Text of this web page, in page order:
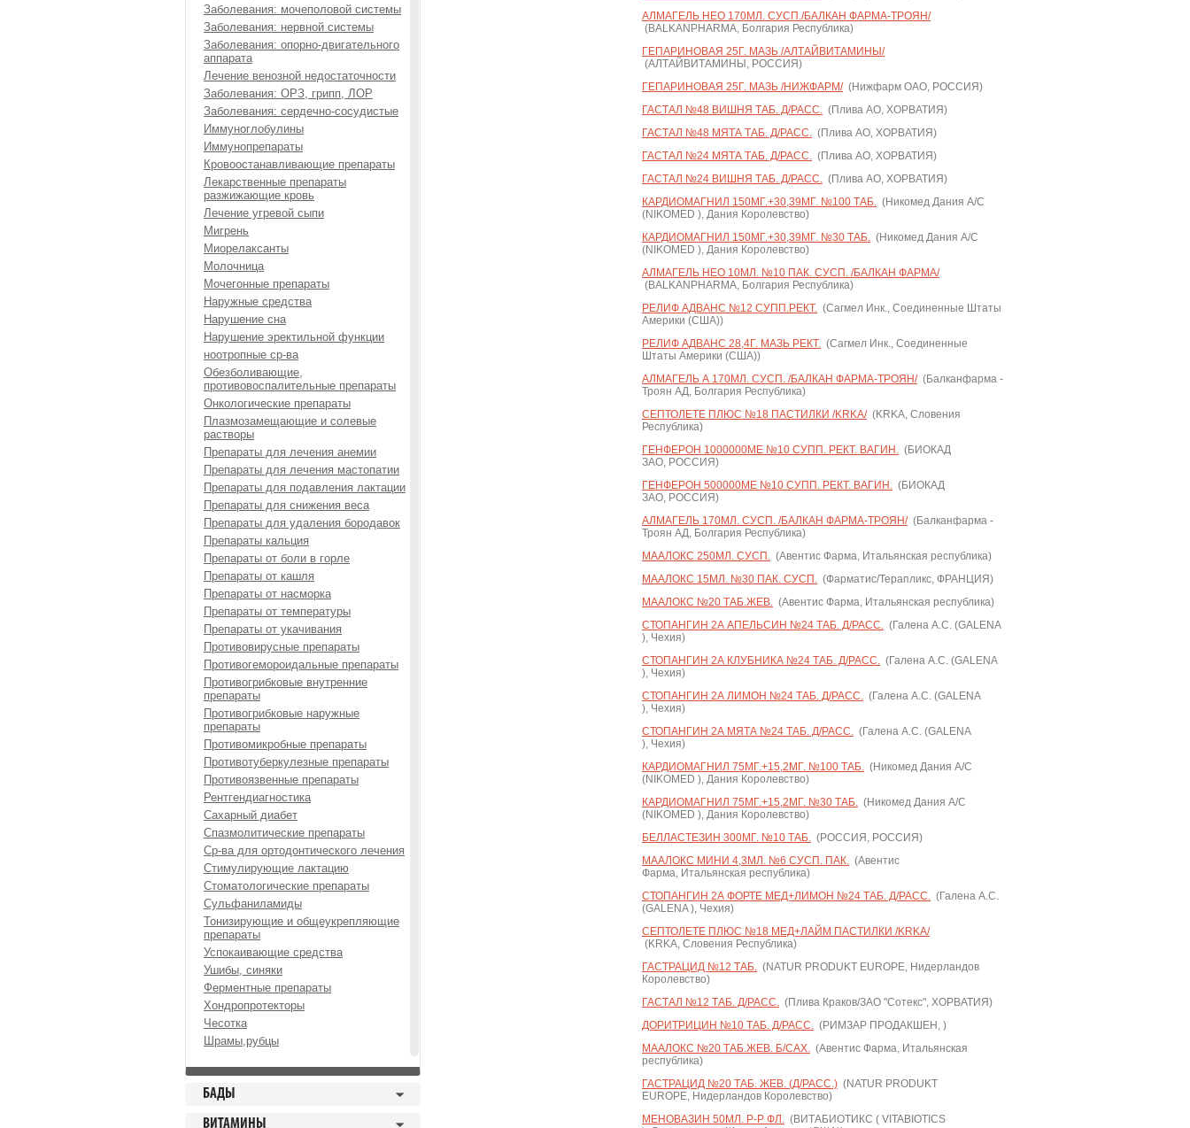
Заболевания: мочеполовой системы
Заболевания: нервной системы
Заболевания: опорно-двигательного
аппарата
Лечение венозной недостаточности
Заболевания: ОРЗ, грипп, ЛОР
Заболевания: сердечно-сосудистые
Иммуноглобулины
Иммунопрепараты
Кровоостанавливающие препараты
Лекарственные препараты
разжижающие кровь
Лечение угревой сыпи
Мигрень
Миорелаксанты
Молочница
Мочегонные препараты
Наружные средства
Нарушение сна
Нарушение эректильной функции
ноотропные ср-ва
Обезболивающие,
противовоспалительные препараты
Онкологические препараты
Плазмозамещающие и солевые
растворы
Препараты для лечения анемии
Препараты для лечения мастопатии
Препараты для подавления лактации
Препараты для снижения веса
Препараты для удаления бородавок
Препараты кальция
Препараты от боли в горле
Препараты от кашля
Препараты от насморка
Препараты от температуры
Препараты от укачивания
Противовирусные препараты
Противогемороидальные препараты
Противогрибковые внутренние
препараты
Противогрибковые наружные
препараты
Противомикробные препараты
Противотуберкулезные препараты
Противоязвенные препараты
Рентгендиагностика
Сахарный диабет
Спазмолитические препараты
Ср-ва для ортодонтического лечения
Стимулирующие лактацию
Стоматологические препараты
Сульфаниламиды
Тонизирующие и общеукрепляющие
препараты
Успокаивающие средства
Ушибы, синяки
Ферментные препараты
Хондропротекторы
Чесотка
Шрамы,рубцы
БАДЫ
ВИТАМИНЫ
АЛМАГЕЛЬ НЕО 170МЛ. СУСП./БАЛКАН ФАРМА-ТРОЯН/
(BALKANPHARMA, Болгария Республика)
ГЕПАРИНОВАЯ 25Г. МАЗЬ /АЛТАЙВИТАМИНЫ/
(АЛТАЙВИТАМИНЫ, РОССИЯ)
ГЕПАРИНОВАЯ 25Г. МАЗЬ /НИЖФАРМ/(Нижфарм ОАО, РОССИЯ)
ГАСТАЛ №48 ВИШНЯ ТАБ. Д/РАСС. (Плива АО, ХОРВАТИЯ)
ГАСТАЛ №48 МЯТА ТАБ. Д/РАСС. (Плива АО, ХОРВАТИЯ)
ГАСТАЛ №24 МЯТА ТАБ. Д/РАСС. (Плива АО, ХОРВАТИЯ)
ГАСТАЛ №24 ВИШНЯ ТАБ. Д/РАСС. (Плива АО, ХОРВАТИЯ)
КАРДИОМАГНИЛ 150МГ.+30,39МГ. №100 ТАБ. (Никомед Дания А/С
(NIKOMED ), Дания Королевство)
КАРДИОМАГНИЛ 150МГ.+30,39МГ. №30 ТАБ. (Никомед Дания А/С
(NIKOMED ), Дания Королевство)
АЛМАГЕЛЬ НЕО 10МЛ. №10 ПАК. СУСП. /БАЛКАН ФАРМА/
(BALKANPHARMA, Болгария Республика)
РЕЛИФ АДВАНС №12 СУПП.РЕКТ. (Сагмел Инк., Соединенные Штаты
Америки (США))
РЕЛИФ АДВАНС 28,4Г. МАЗЬ РЕКТ. (Сагмел Инк., Соединенные
Штаты Америки (США))
АЛМАГЕЛЬ А 170МЛ. СУСП. /БАЛКАН ФАРМА-ТРОЯН/(Балканфарма -
Троян АД, Болгария Республика)
СЕПТОЛЕТЕ ПЛЮС №18 ПАСТИЛКИ /KRKA/(KRKA, Словения
Республика)
ГЕНФЕРОН 1000000МЕ №10 СУПП. РЕКТ. ВАГИН. (БИОКАД
ЗАО, РОССИЯ)
ГЕНФЕРОН 500000МЕ №10 СУПП. РЕКТ. ВАГИН. (БИОКАД
ЗАО, РОССИЯ)
АЛМАГЕЛЬ 170МЛ. СУСП. /БАЛКАН ФАРМА-ТРОЯН/(Балканфарма -
Троян АД, Болгария Республика)
МААЛОКС 250МЛ. СУСП. (Авентис Фарма, Итальянская республика)
МААЛОКС 15МЛ. №30 ПАК. СУСП. (Фарматис/Терапликс, ФРАНЦИЯ)
МААЛОКС №20 ТАБ.ЖЕВ. (Авентис Фарма, Итальянская республика)
СТОПАНГИН 2А АПЕЛЬСИН №24 ТАБ. Д/РАСС. (Галена А.С. (GALENA
), Чехия)
СТОПАНГИН 2А КЛУБНИКА №24 ТАБ. Д/РАСС. (Галена А.С. (GALENA
), Чехия)
СТОПАНГИН 2А ЛИМОН №24 ТАБ. Д/РАСС. (Галена А.С. (GALENA
), Чехия)
СТОПАНГИН 2А МЯТА №24 ТАБ. Д/РАСС. (Галена А.С. (GALENA
), Чехия)
КАРДИОМАГНИЛ 75МГ.+15,2МГ. №100 ТАБ. (Никомед Дания А/С
(NIKOMED ), Дания Королевство)
КАРДИОМАГНИЛ 75МГ.+15,2МГ. №30 ТАБ. (Никомед Дания А/С
(NIKOMED ), Дания Королевство)
БЕЛЛАСТЕЗИН 300МГ. №10 ТАБ. (РОССИЯ, РОССИЯ)
МААЛОКС МИНИ 4,3МЛ. №6 СУСП. ПАК. (Авентис
Фарма, Итальянская республика)
СТОПАНГИН 2А ФОРТЕ МЕД+ЛИМОН №24 ТАБ. Д/РАСС. (Галена А.С.
(GALENA ), Чехия)
СЕПТОЛЕТЕ ПЛЮС №18 МЕД+ЛАЙМ ПАСТИЛКИ /KRKA/
(KRKA, Словения Республика)
ГАСТРАЦИД №12 ТАБ. (NATUR PRODUKT EUROPE, Нидерландов
Королевство)
ГАСТАЛ №12 ТАБ. Д/РАСС. (Плива Краков/ЗАО "Сотекс", ХОРВАТИЯ)
ДОРИТРИЦИН №10 ТАБ. Д/РАСС. (РИМЗАР ПРОДАКШЕН, )
МААЛОКС №20 ТАБ.ЖЕВ. Б/САХ. (Авентис Фарма, Итальянская
республика)
ГАСТРАЦИД №20 ТАБ. ЖЕВ. (Д/РАСС.) (NATUR PRODUKT
EUROPE, Нидерландов Королевство)
МЕНОВАЗИН 50МЛ. Р-Р ФЛ. (ВИТАБИОТИКС ( VITABIOTICS